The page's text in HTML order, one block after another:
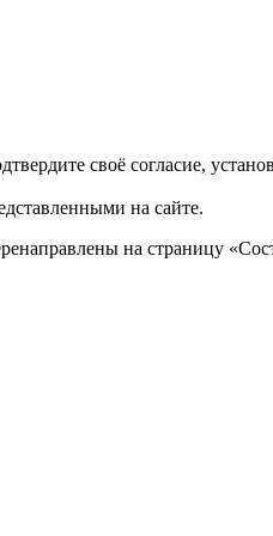
своё согласие,
на сайте.
на страницу